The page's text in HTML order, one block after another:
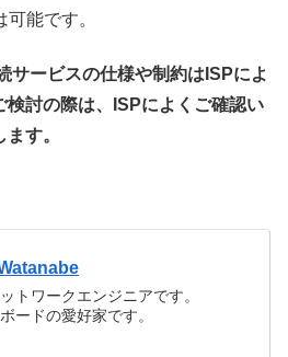
能です。
サービスの仕様や制約はISPによ
検討の際は、ISPによくご確認い
す。
トワークエンジニアです。
ードの愛好家です。